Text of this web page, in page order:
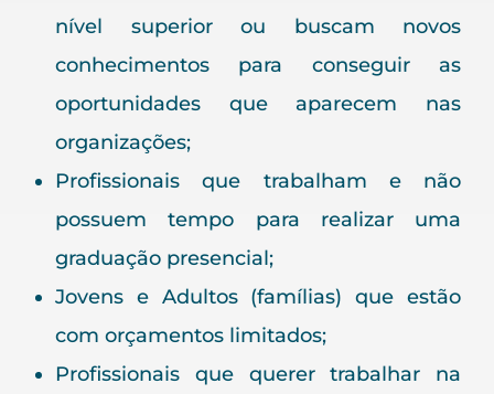
nível superior ou buscam novos
conhecimentos para conseguir as
oportunidades que aparecem nas
organizações;
Profissionais que trabalham e não
possuem tempo para realizar uma
graduação presencial;
Jovens e Adultos (famílias) que estão
com orçamentos limitados;
Profissionais que querer trabalhar na